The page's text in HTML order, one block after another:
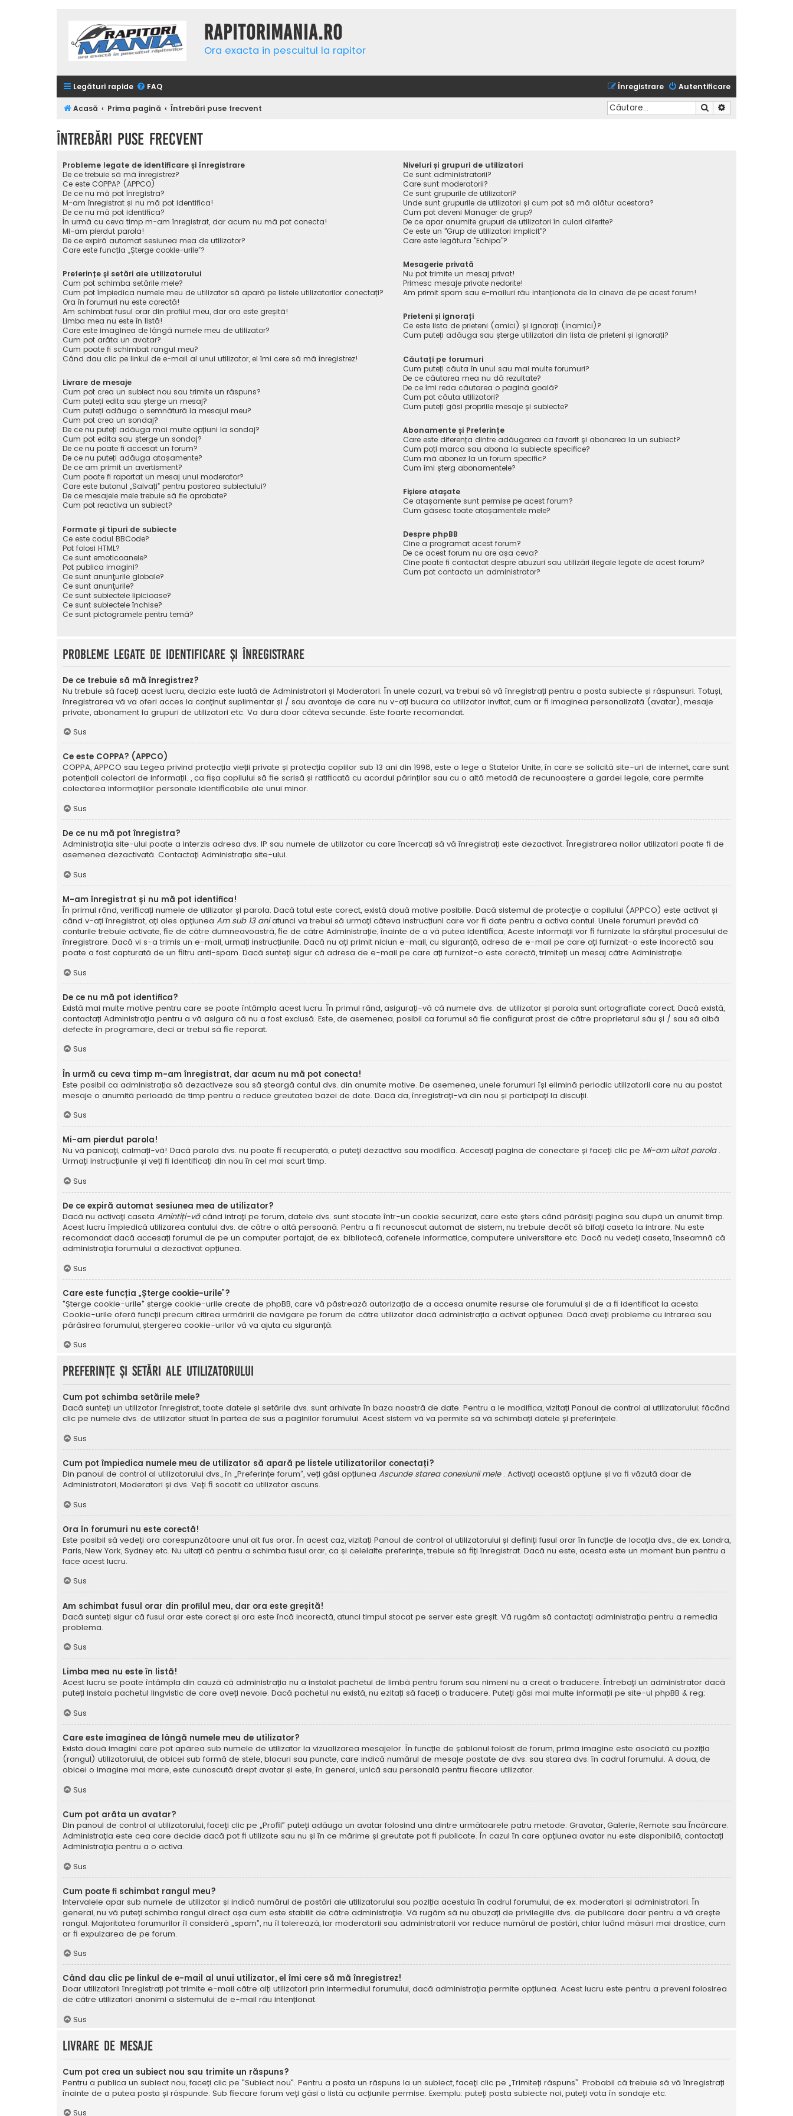
Rapitorimania.ro
Ora exacta in pescuitul la rapitor
Legături rapide FAQ Autentificare
Înregistrare
Acasă Prima pagină Întrebări puse frecvent Căutare
Întrebări puse frecvent
Probleme legate de identificare și înregistrare
De ce trebuie să mă înregistrez?
Ce este COPPA? (APPCO)
De ce nu mă pot înregistra?
M-am înregistrat și nu mă pot identifica!
De ce nu mă pot identifica?
În urmă cu ceva timp m-am înregistrat, dar acum nu mă pot conecta!
Mi-am pierdut parola!
De ce expiră automat sesiunea mea de utilizator?
Care este funcția „Șterge cookie-urile”?
Preferințe și setări ale utilizatorului
Cum pot schimba setările mele?
Cum pot împiedica numele meu de utilizator să apară pe listele utilizatorilor conectați?
Ora în forumuri nu este corectă!
Am schimbat fusul orar din profilul meu, dar ora este greșită!
Limba mea nu este în listă!
Care este imaginea de lângă numele meu de utilizator?
Cum pot arăta un avatar?
Cum poate fi schimbat rangul meu?
Când dau clic pe linkul de e-mail al unui utilizator, el îmi cere să mă înregistrez!
Livrare de mesaje
Cum pot crea un subiect nou sau trimite un răspuns?
Cum puteți edita sau șterge un mesaj?
Cum puteți adăuga o semnătură la mesajul meu?
Cum pot crea un sondaj?
De ce nu puteți adăuga mai multe opțiuni la sondaj?
Cum pot edita sau șterge un sondaj?
De ce nu poate fi accesat un forum?
De ce nu puteți adăuga atașamente?
De ce am primit un avertisment?
Cum poate fi raportat un mesaj unui moderator?
Care este butonul „Salvați” pentru postarea subiectului?
De ce mesajele mele trebuie să fie aprobate?
Cum pot reactiva un subiect?
Formate și tipuri de subiecte
Ce este codul BBCode?
Pot folosi HTML?
Ce sunt emoticoanele?
Pot publica imagini?
Ce sunt anunţurile globale?
Ce sunt anunţurile?
Ce sunt subiectele lipicioase?
Ce sunt subiectele închise?
Ce sunt pictogramele pentru temă?
Niveluri și grupuri de utilizatori
Ce sunt administratorii?
Care sunt moderatorii?
Ce sunt grupurile de utilizatori?
Unde sunt grupurile de utilizatori și cum pot să mă alătur acestora?
Cum pot deveni Manager de grup?
De ce apar anumite grupuri de utilizatori în culori diferite?
Ce este un "Grup de utilizatori implicit"?
Care este legătura "Echipa"?
Mesagerie privată
Nu pot trimite un mesaj privat!
Primesc mesaje private nedorite!
Am primit spam sau e-mailuri rău intenționate de la cineva de pe acest forum!
Prieteni și ignorați
Ce este lista de prieteni (amici) și ignorați (inamici)?
Cum puteți adăuga sau șterge utilizatori din lista de prieteni și ignorați?
Căutați pe forumuri
Cum puteți căuta în unul sau mai multe forumuri?
De ce căutarea mea nu dă rezultate?
De ce îmi reda căutarea o pagină goală?
Cum pot căuta utilizatori?
Cum puteți găsi propriile mesaje și subiecte?
Abonamente și Preferințe
Care este diferența dintre adăugarea ca favorit și abonarea la un subiect?
Cum poți marca sau abona la subiecte specifice?
Cum mă abonez la un forum specific?
Cum îmi șterg abonamentele?
Fișiere atașate
Ce atașamente sunt permise pe acest forum?
Cum găsesc toate atașamentele mele?
Despre phpBB
Cine a programat acest forum?
De ce acest forum nu are așa ceva?
Cine poate fi contactat despre abuzuri sau utilizări ilegale legate de acest forum?
Cum pot contacta un administrator?
Probleme legate de identificare și înregistrare
De ce trebuie să mă înregistrez?
Nu trebuie să faceți acest lucru, decizia este luată de Administratori și Moderatori. În unele cazuri, va trebui să vă înregistrați pentru a posta subiecte și răspunsuri. Totuși,
înregistrarea vă va oferi acces la conținut suplimentar și / sau avantaje de care nu v-ați bucura ca utilizator invitat, cum ar fi imaginea personalizată (avatar), mesaje
private, abonament la grupuri de utilizatori etc. Va dura doar câteva secunde. Este foarte recomandat.
Sus
Ce este COPPA? (APPCO)
COPPA, APPCO sau Legea privind protecția vieții private și protecția copiilor sub 13 ani din 1998, este o lege a Statelor Unite, în care se solicită site-uri de internet, care sunt
potențiali colectori de informații. , ca fișa copilului să fie scrisă și ratificată cu acordul părinților sau cu o altă metodă de recunoaștere a gardei legale, care permite
colectarea informațiilor personale identificabile ale unui minor.
Sus
De ce nu mă pot înregistra?
Administrația site-ului poate a interzis adresa dvs. IP sau numele de utilizator cu care încercați să vă înregistrați este dezactivat. Înregistrarea noilor utilizatori poate fi de
asemenea dezactivată. Contactați Administrația site-ului.
Sus
M-am înregistrat și nu mă pot identifica!
În primul rând, verificați numele de utilizator și parola. Dacă totul este corect, există două motive posibile. Dacă sistemul de protecție a copilului (APPCO) este activat și
când v-ați înregistrat, ați ales opțiunea Am sub 13 aniatunci va trebui să urmați câteva instrucțiuni care vor fi date pentru a activa contul. Unele forumuri prevăd că
conturile trebuie activate, fie de către dumneavoastră, fie de către Administrație, înainte de a vă putea identifica; Aceste informații vor fi furnizate la sfârșitul procesului de
înregistrare. Dacă vi s-a trimis un e-mail, urmați instrucțiunile. Dacă nu ați primit niciun e-mail, cu siguranță, adresa de e-mail pe care ați furnizat-o este incorectă sau
poate a fost capturată de un filtru anti-spam. Dacă sunteți sigur că adresa de e-mail pe care ați furnizat-o este corectă, trimiteți un mesaj către Administrație.
Sus
De ce nu mă pot identifica?
Există mai multe motive pentru care se poate întâmpla acest lucru. În primul rând, asigurați-vă că numele dvs. de utilizator și parola sunt ortografiate corect. Dacă există,
contactați Administrația pentru a vă asigura că nu a fost exclusă. Este, de asemenea, posibil ca forumul să fie configurat prost de către proprietarul său și / sau să aibă
defecte în programare, deci ar trebui să fie reparat.
Sus
În urmă cu ceva timp m-am înregistrat, dar acum nu mă pot conecta!
Este posibil ca administrația să dezactiveze sau să șteargă contul dvs. din anumite motive. De asemenea, unele forumuri își elimină periodic utilizatorii care nu au postat
mesaje o anumită perioadă de timp pentru a reduce greutatea bazei de date. Dacă da, înregistrați-vă din nou și participați la discuții.
Sus
Mi-am pierdut parola!
Nu vă panicați, calmați-vă! Dacă parola dvs. nu poate fi recuperată, o puteți dezactiva sau modifica. Accesați pagina de conectare și faceți clic pe Mi-am uitat parola .
Urmați instrucțiunile și veți fi identificați din nou în cel mai scurt timp.
Sus
De ce expiră automat sesiunea mea de utilizator?
Dacă nu activați caseta Amintiți-văcând intrați pe forum, datele dvs. sunt stocate într-un cookie securizat, care este șters când părăsiți pagina sau după un anumit timp.
Acest lucru împiedică utilizarea contului dvs. de către o altă persoană. Pentru a fi recunoscut automat de sistem, nu trebuie decât să bifați caseta la intrare. Nu este
recomandat dacă accesați forumul de pe un computer partajat, de ex. bibliotecă, cafenele informatice, computere universitare etc. Dacă nu vedeți caseta, înseamnă că
administrația forumului a dezactivat opțiunea.
Sus
Care este funcția „Șterge cookie-urile”?
"Șterge cookie-urile" șterge cookie-urile create de phpBB, care vă păstrează autorizația de a accesa anumite resurse ale forumului și de a fi identificat la acesta.
Cookie-urile oferă funcții precum citirea urmăririi de navigare pe forum de către utilizator dacă administrația a activat opțiunea. Dacă aveți probleme cu intrarea sau
părăsirea forumului, ștergerea cookie-urilor vă va ajuta cu siguranță.
Sus
Preferințe și setări ale utilizatorului
Cum pot schimba setările mele?
Dacă sunteți un utilizator înregistrat, toate datele și setările dvs. sunt arhivate în baza noastră de date. Pentru a le modifica, vizitați Panoul de control al utilizatorului; făcând
clic pe numele dvs. de utilizator situat în partea de sus a paginilor forumului. Acest sistem vă va permite să vă schimbați datele și preferințele.
Sus
Cum pot împiedica numele meu de utilizator să apară pe listele utilizatorilor conectați?
Din panoul de control al utilizatorului dvs., în „Preferințe forum”, veți găsi opțiunea Ascunde starea conexiunii mele . Activați această opțiune și va fi văzută doar de
Administratori, Moderatori și dvs. Veți fi socotit ca utilizator ascuns.
Sus
Ora în forumuri nu este corectă!
Este posibil să vedeți ora corespunzătoare unui alt fus orar. În acest caz, vizitați Panoul de control al utilizatorului și definiți fusul orar în funcție de locația dvs., de ex. Londra,
Paris, New York, Sydney etc. Nu uitați că pentru a schimba fusul orar, ca și celelalte preferințe, trebuie să fiți înregistrat. Dacă nu este, acesta este un moment bun pentru a
face acest lucru.
Sus
Am schimbat fusul orar din profilul meu, dar ora este greșită!
Dacă sunteți sigur că fusul orar este corect și ora este încă incorectă, atunci timpul stocat pe server este greșit. Vă rugăm să contactați administrația pentru a remedia
problema.
Sus
Limba mea nu este în listă!
Acest lucru se poate întâmpla din cauză că administrația nu a instalat pachetul de limbă pentru forum sau nimeni nu a creat o traducere. Întrebați un administrator dacă
puteți instala pachetul lingvistic de care aveți nevoie. Dacă pachetul nu există, nu ezitați să faceți o traducere. Puteți găsi mai multe informații pe site-ul phpBB & reg;
Sus
Care este imaginea de lângă numele meu de utilizator?
Există două imagini care pot apărea sub numele de utilizator la vizualizarea mesajelor. În funcție de șablonul folosit de forum, prima imagine este asociată cu poziția
(rangul) utilizatorului, de obicei sub formă de stele, blocuri sau puncte, care indică numărul de mesaje postate de dvs. sau starea dvs. în cadrul forumului. A doua, de
obicei o imagine mai mare, este cunoscută drept avatar și este, în general, unică sau personală pentru fiecare utilizator.
Sus
Cum pot arăta un avatar?
Din panoul de control al utilizatorului, faceți clic pe „Profil” puteți adăuga un avatar folosind una dintre următoarele patru metode: Gravatar, Galerie, Remote sau Încărcare.
Administrația este cea care decide dacă pot fi utilizate sau nu și în ce mărime și greutate pot fi publicate. În cazul în care opțiunea avatar nu este disponibilă, contactați
Administrația pentru a o activa.
Sus
Cum poate fi schimbat rangul meu?
Intervalele apar sub numele de utilizator și indică numărul de postări ale utilizatorului sau poziția acestuia în cadrul forumului, de ex. moderatori și administratori. În
general, nu vă puteți schimba rangul direct așa cum este stabilit de către administrație. Vă rugăm să nu abuzați de privilegiile dvs. de publicare doar pentru a vă crește
rangul. Majoritatea forumurilor îl consideră „spam”, nu îl tolerează, iar moderatorii sau administratorii vor reduce numărul de postări, chiar luând măsuri mai drastice, cum
ar fi expulzarea de pe forum.
Sus
Când dau clic pe linkul de e-mail al unui utilizator, el îmi cere să mă înregistrez!
Doar utilizatorii înregistrați pot trimite e-mail către alți utilizatori prin intermediul forumului, dacă administrația permite opțiunea. Acest lucru este pentru a preveni folosirea
de către utilizatori anonimi a sistemului de e-mail rău intenționat.
Sus
Livrare de mesaje
Cum pot crea un subiect nou sau trimite un răspuns?
Pentru a publica un subiect nou, faceți clic pe "Subiect nou". Pentru a posta un răspuns la un subiect, faceți clic pe „Trimiteți răspuns”. Probabil că trebuie să vă înregistrați
înainte de a putea posta și răspunde. Sub fiecare forum veți găsi o listă cu acțiunile permise. Exemplu: puteți posta subiecte noi, puteți vota în sondaje etc.
Sus